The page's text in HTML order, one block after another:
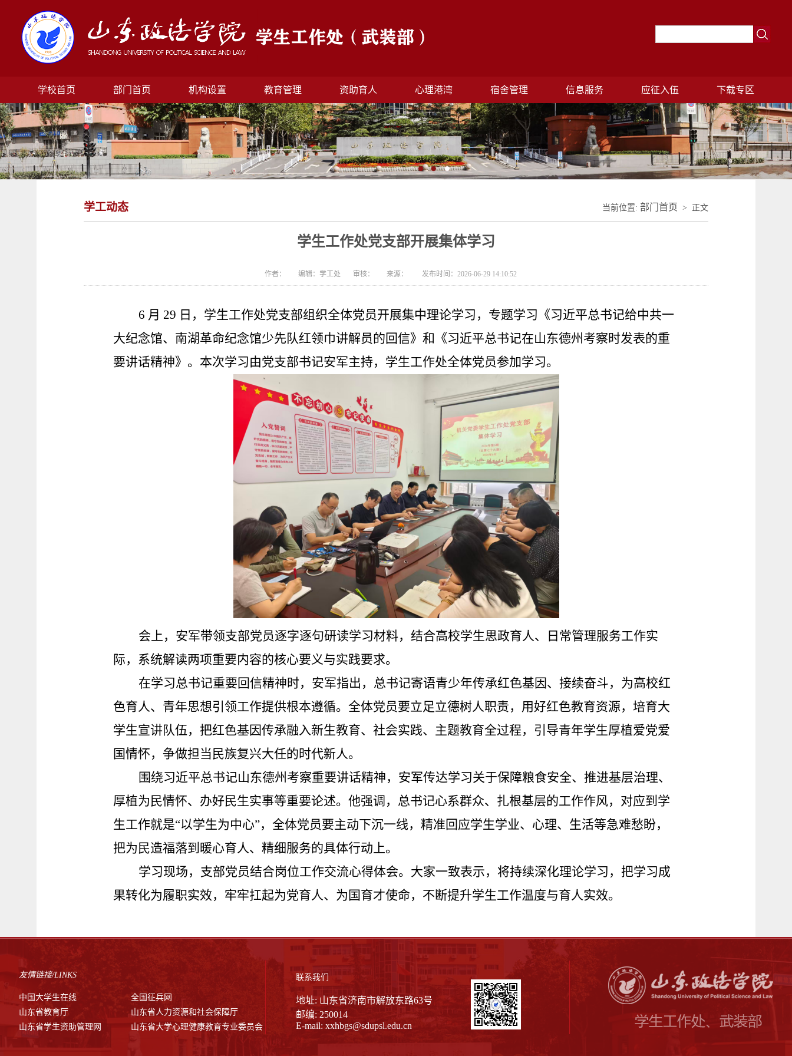
学校首页 部门首页 机构设置 教育管理 资助育人 心理港湾 宿舍管理 信息服务 应征入伍 下载专区
学工动态 当前位置: 部门首页 > 正文
学生工作处党支部开展集体学习
作者： 编辑：学工处 审核： 来源： 发布时间：2026-06-29 14:10:52
6 月 29 日，学生工作处党支部组织全体党员开展集中理论学习，专题学习《习近平总书记给中共一
大纪念馆、南湖革命纪念馆少先队红领巾讲解员的回信》和《习近平总书记在山东德州考察时发表的重
要讲话精神》。本次学习由党支部书记安军主持，学生工作处全体党员参加学习。
会上，安军带领支部党员逐字逐句研读学习材料，结合高校学生思政育人、日常管理服务工作实
际，系统解读两项重要内容的核心要义与实践要求。
在学习总书记重要回信精神时，安军指出，总书记寄语青少年传承红色基因、接续奋斗，为高校红
色育人、青年思想引领工作提供根本遵循。全体党员要立足立德树人职责，用好红色教育资源，培育大
学生宣讲队伍，把红色基因传承融入新生教育、社会实践、主题教育全过程，引导青年学生厚植爱党爱
国情怀，争做担当民族复兴大任的时代新人。
围绕习近平总书记山东德州考察重要讲话精神，安军传达学习关于保障粮食安全、推进基层治理、
厚植为民情怀、办好民生实事等重要论述。他强调，总书记心系群众、扎根基层的工作作风，对应到学
生工作就是“以学生为中心”，全体党员要主动下沉一线，精准回应学生学业、心理、生活等急难愁盼，
把为民造福落到暖心育人、精细服务的具体行动上。
学习现场，支部党员结合岗位工作交流心得体会。大家一致表示，将持续深化理论学习，把学习成
果转化为履职实效，牢牢扛起为党育人、为国育才使命，不断提升学生工作温度与育人实效。
友情链接/LINKS
中国大学生在线
全国征兵网
山东省教育厅
山东省人力资源和社会保障厅
山东省学生资助管理网
山东省大学心理健康教育专业委员会
联系我们
地址: 山东省济南市解放东路63号
邮编: 250014
E-mail: xxhbgs@sdupsl.edu.cn